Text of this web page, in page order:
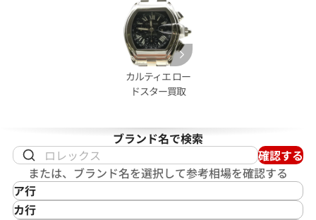
カルティエ ロー
ドスター買取
ブランド名で検索
確認する
または、ブランド名を選択して参考相場を確認する
ア行
IKEPOD
カ行